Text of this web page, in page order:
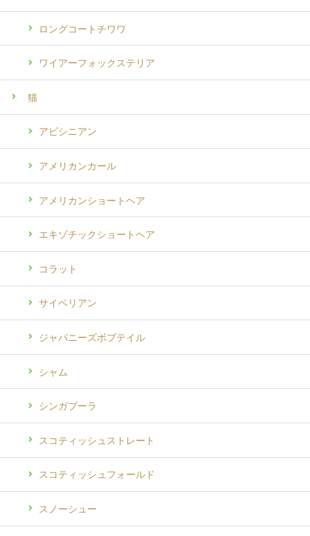
ロングコートチワワ
ワイアーフォックステリア
猫
アビシニアン
アメリカンカール
アメリカンショートヘア
エキゾチックショートヘア
コラット
サイベリアン
ジャパニーズボブテイル
シャム
シンガプーラ
スコティッシュストレート
スコティッシュフォールド
スノーシュー